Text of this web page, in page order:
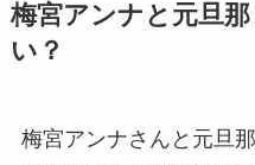
梅宮アンナと元旦
い？
梅宮アンナさんと元旦